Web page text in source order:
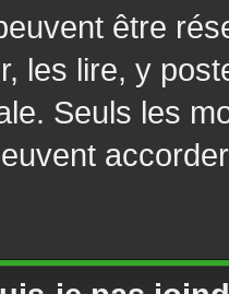
être
les lire, y
Seuls les